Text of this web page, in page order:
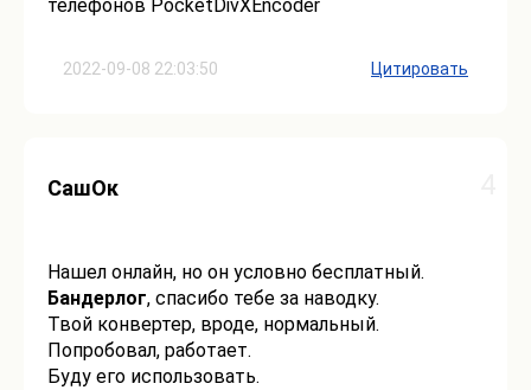
2022-09-08 22:03:50
телефонов PocketDivXEncoder
Цитировать
СашОк
Нашел онлайн, но он условно бесплатный.
Бандерлог, спасибо тебе за наводку.
Твой конвертер, вроде, нормальный.
Попробовал, работает.
Буду его использовать.